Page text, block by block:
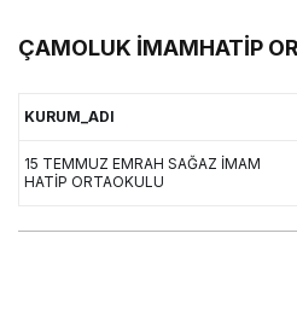
ÇAMOLUK İMAMHATİP
KURUM_ADI
15 TEMMUZ EMRAH SAĞAZ İMAM
HATİP ORTAOKULU